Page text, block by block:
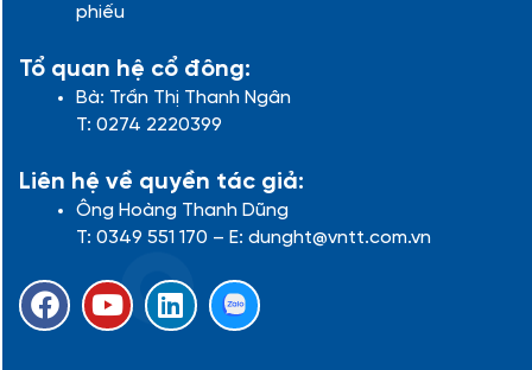
phiếu
Tổ quan hệ cổ đông:
Bà: Trần Thị Thanh Ngân
T: 0274 2220399
Liên hệ về quyền tác giả:
Ông Hoàng Thanh Dũng
T: 0349 551 170 – E: dunght@vntt.com.vn
F
a
Y
o
L
i